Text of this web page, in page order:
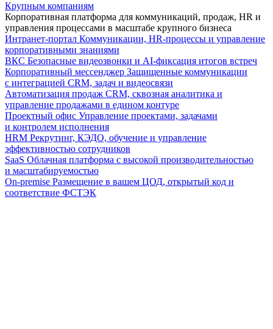
Крупным компаниям
Корпоративная платформа для коммуникаций, продаж, HR и
управления процессами в масштабе крупного бизнеса
Интранет-портал Коммуникации, HR-процессы и управление
корпоративными знаниями
ВКС Безопасные видеозвонки и AI-фиксация итогов встреч
Корпоративный мессенджер Защищенные коммуникации
с интеграцией CRM, задач и видеосвязи
Автоматизация продаж CRM, сквозная аналитика и
управление продажами в едином контуре
Проектный офис Управление проектами, задачами
и контролем исполнения
HRM Рекрутинг, КЭДО, обучение и управление
эффективностью сотрудников
SaaS Облачная платформа с высокой производительностью
и масштабируемостью
On-premise Размещение в вашем ЦОД, открытый код и
соответствие ФСТЭК